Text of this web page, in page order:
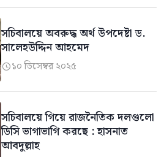
সচিবালয়ে অবরুদ্ধ অর্থ উপদেষ্টা ড.
সালেহউদ্দিন আহমেদ
১০ ডিসেম্বর ২০২৫
সচিবালয়ে গিয়ে রাজনৈতিক দলগুলো
ডিসি ভাগাভাগি করছে : হাসনাত
আবদুল্লাহ